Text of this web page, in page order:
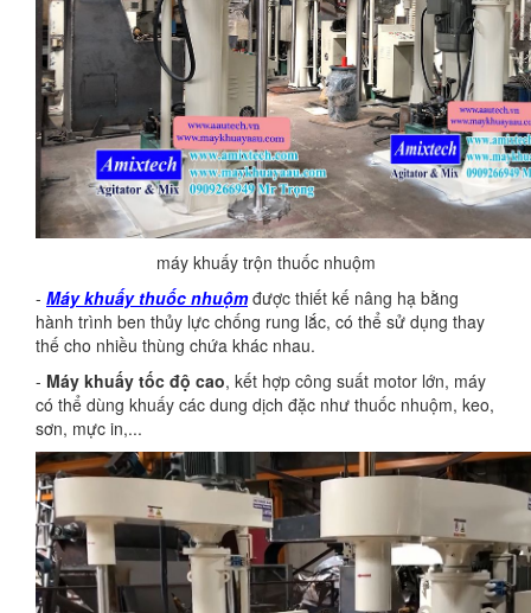
máy khuấy trộn thuốc nhuộm
- Máy khuấy thuốc nhuộmđược thiết kế nâng hạ bằng
hành trình ben thủy lực chống rung lắc, có thể sử dụng thay
thế cho nhiều thùng chứa khác nhau.
- Máy khuấy tốc độ cao, kết hợp công suất motor lớn, máy
có thể dùng khuấy các dung dịch đặc như thuốc nhuộm, keo,
sơn, mực in,...